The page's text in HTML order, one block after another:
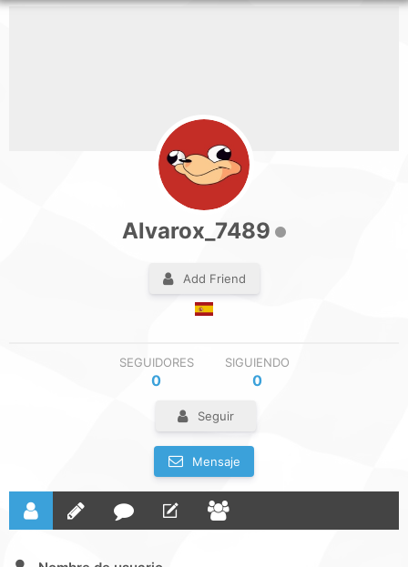
Alvarox_7489
Add Friend
SEGUIDORES
0
SIGUIENDO
0
Seguir
Mensaje